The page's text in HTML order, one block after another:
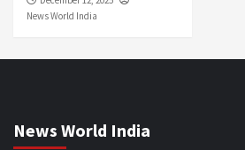
News World India
News World India